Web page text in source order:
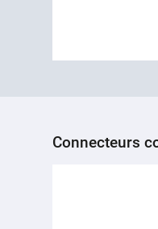
Connecteurs